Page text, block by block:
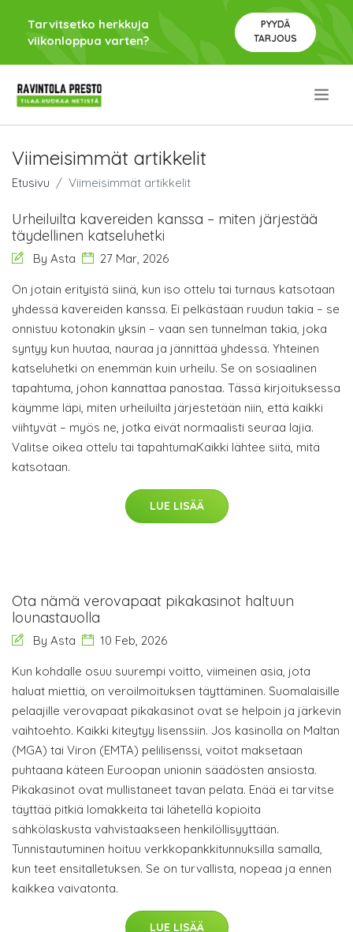
Tarvitsetko herkkuja
viikonloppua varten?
PYYDÄ
TARJOUS
Viimeisimmät artikkelit
Etusivu Viimeisimmät artikkelit
Urheiluilta kavereiden kanssa – miten järjestää
täydellinen katseluhetki
By Asta 27 Mar, 2026
On jotain erityistä siinä, kun iso ottelu tai turnaus katsotaan
yhdessä kavereiden kanssa. Ei pelkästään ruudun takia – se
onnistuu kotonakin yksin – vaan sen tunnelman takia, joka
syntyy kun huutaa, nauraa ja jännittää yhdessä. Yhteinen
katseluhetki on enemmän kuin urheilu. Se on sosiaalinen
tapahtuma, johon kannattaa panostaa. Tässä kirjoituksessa
käymme läpi, miten urheiluilta järjestetään niin, että kaikki
viihtyvät – myös ne, jotka eivät normaalisti seuraa lajia.
Valitse oikea ottelu tai tapahtumaKaikki lähtee siitä, mitä
katsotaan.
LUE LISÄÄ
Ota nämä verovapaat pikakasinot haltuun
lounastauolla
By Asta 10 Feb, 2026
Kun kohdalle osuu suurempi voitto, viimeinen asia, jota
haluat miettiä, on veroilmoituksen täyttäminen. Suomalaisille
pelaajille verovapaat pikakasinot ovat se helpoin ja järkevin
vaihtoehto. Kaikki kiteytyy lisenssiin. Jos kasinolla on Maltan
(MGA) tai Viron (EMTA) pelilisenssi, voitot maksetaan
puhtaana käteen Euroopan unionin säädösten ansiosta.
Pikakasinot ovat mullistaneet tavan pelata. Enää ei tarvitse
täyttää pitkiä lomakkeita tai lähetellä kopioita
sähkölaskusta vahvistaakseen henkilöllisyyttään.
Tunnistautuminen hoituu verkkopankkitunnuksilla samalla,
kun teet ensitalletuksen. Se on turvallista, nopeaa ja ennen
kaikkea vaivatonta.
LUE LISÄÄ